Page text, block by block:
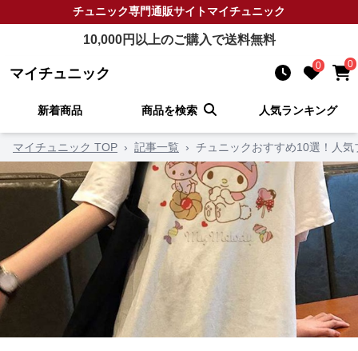
チュニック専門通販サイトマイチュニック
10,000円以上のご購入で送料無料
マイチュニック 0 0
新着商品 商品を検索 人気ランキング
マイチュニック TOP › 記事一覧 › チュニックおすすめ10選！人